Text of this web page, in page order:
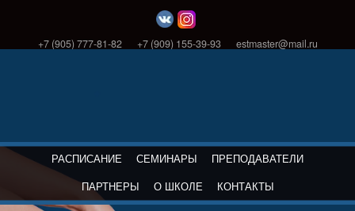
+7 (905) 777-81-82 +7 (909) 155-39-93 estmaster@mail.ru
РАСПИСАНИЕ СЕМИНАРЫ ПРЕПОДАВАТЕЛИ
ПАРТНЕРЫ О ШКОЛЕ КОНТАКТЫ